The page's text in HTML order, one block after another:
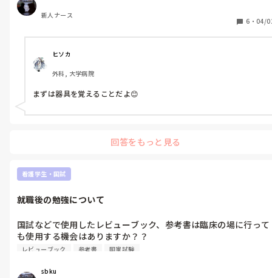
新人ナース
6 ・ 04/
ヒソカ
外科, 大学病院
まずは器具を覚えることだよ😊
回答をもっと見る
看護学生・国試
就職後の勉強について
国試などで使用したレビューブック、参考書は臨床の場に行って
も使用する機会はありますか？？
学校の教材の方がいいなどありましたら教えてください！
レビューブック 参考書 国家試験
sbku